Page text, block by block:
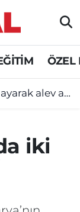
ÖZEL
alev aldı!
iki